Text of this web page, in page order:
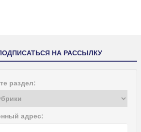
НА РАССЫЛКУ
раздел:
адрес: